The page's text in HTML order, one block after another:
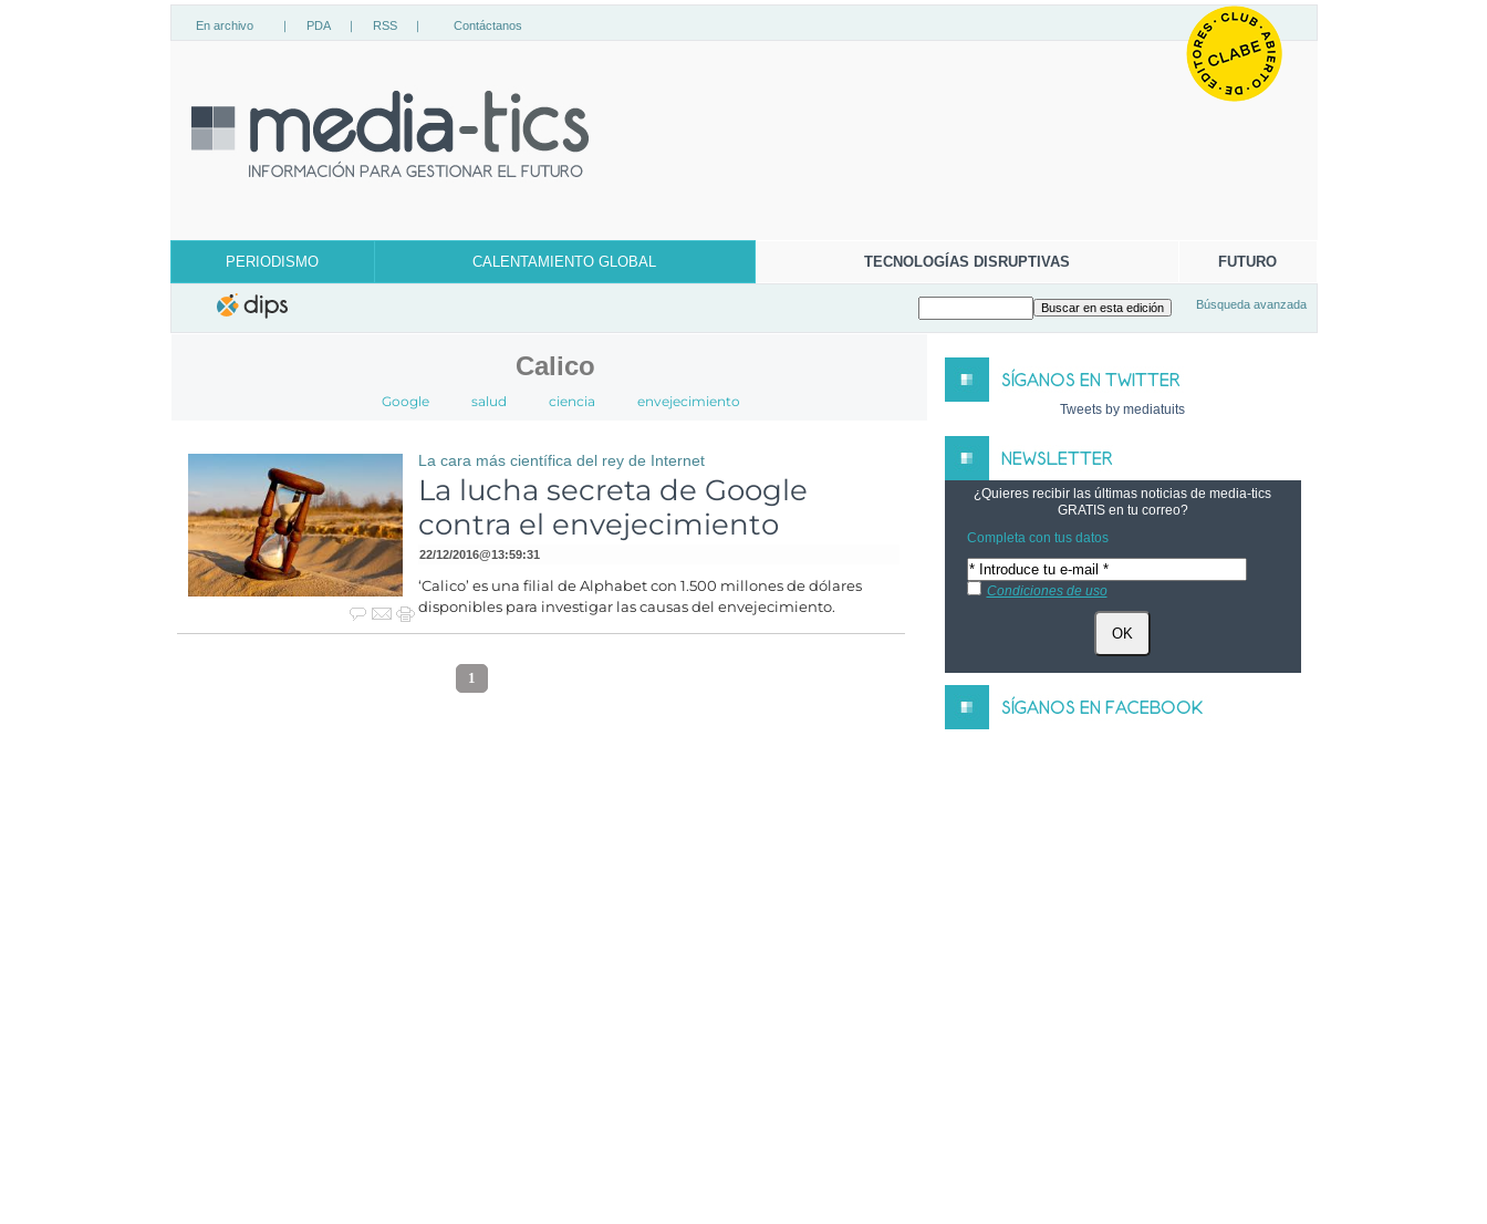
En archivo | PDA | RSS | Contáctanos
PERIODISMO CALENTAMIENTO GLOBAL TECNOLOGÍAS DISRUPTIVAS FUTURO
Búsqueda avanzada
Calico
Google salud ciencia envejecimiento
La cara más científica del rey de Internet
La lucha secreta de Google
contra el envejecimiento
22/12/2016@13:59:31
‘Calico’ es una filial de Alphabet con 1.500 millones de dólares
disponibles para investigar las causas del envejecimiento.
1
Tweets by mediatuits
¿Quieres recibir las últimas noticias de media-tics
GRATISen tu correo?
Completa con tus datos
Condiciones de uso